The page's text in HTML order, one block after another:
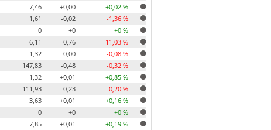
7,46 +0,00
+0,02 %
1,61 -0,02
-1,36 %
0
+0
+0 %
6,11 -0,76
-11,03 %
1,32 0,00
-0,08 %
147,83 -0,48
-0,32 %
1,32 +0,01
+0,85 %
111,93 -0,23
-0,20 %
3,63 +0,01
+0,16 %
0
+0
+0 %
7,85 +0,01
+0,19 %